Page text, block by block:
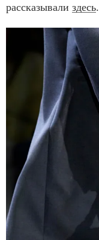
рассказывали здесь.